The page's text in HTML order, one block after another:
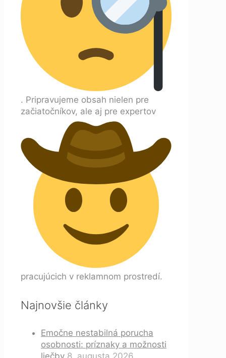
. Pripravujeme obsah nielen pre
začiatočníkov, ale aj pre expertov
pracujúcich v reklamnom prostredí.
Najnovšie články
Emočne nestabilná porucha
osobnosti: príznaky a možnosti
liečby 8. augusta 2026